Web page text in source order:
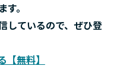
。
しているので、ぜひ登
無料】